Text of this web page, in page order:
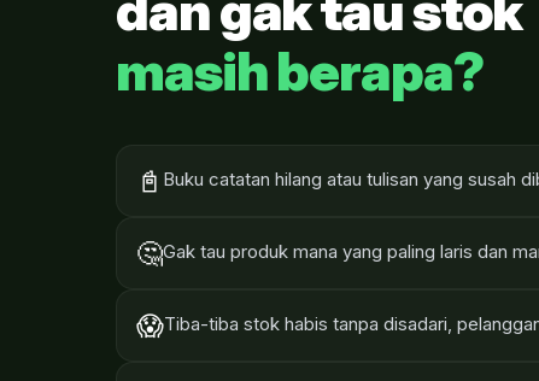
masih berapa?
📓 Buku catatan hilang atau tulisan yang susah
🤔Gak tau produk mana yang paling laris dan
😱Tiba-tiba stok habis tanpa disadari,